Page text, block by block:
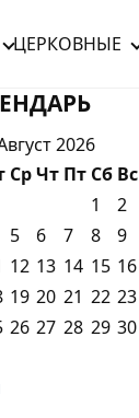
ЦЕРКОВНЫЕ
2026
СрЧт Пт Сб Вс
1
2
5 6 7 8
9
12 13 14 15 16
19 20 21 22 23
26 27 28 29 30